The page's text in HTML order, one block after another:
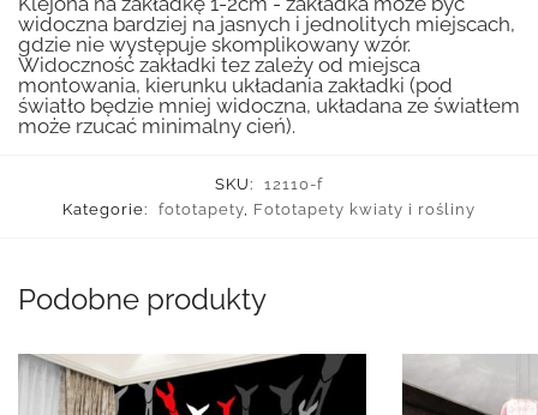
widoczna bardziej na jasnych i jednolitych miejscach,
gdzie nie występuje skomplikowany wzór.
Widoczność zakładki tez zależy od miejsca
montowania, kierunku układania zakładki (pod
światło będzie mniej widoczna, układana ze światłem
może rzucać minimalny cień).
SKU:
12110-f
Kategorie:
fototapety Fototapety kwiaty i rośliny
Podobne produkty